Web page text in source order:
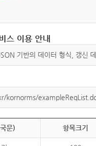
스 이용 안내
기반의 데이터 형식, 갱신
kornorms/
문) 항목크기